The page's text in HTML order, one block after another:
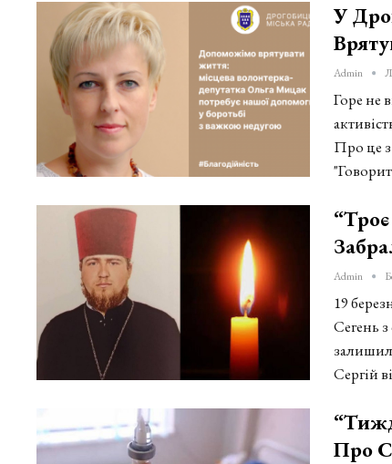
У
Admin
Горе не
Про це
Admin
19
Сегень
Сергій
Про